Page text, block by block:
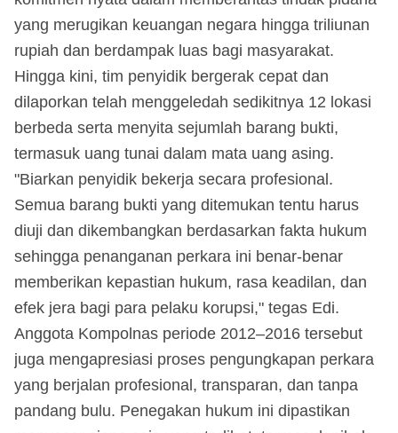
yang merugikan keuangan negara hingga triliunan
rupiah dan berdampak luas bagi masyarakat.
Hingga kini, tim penyidik bergerak cepat dan
dilaporkan telah menggeledah sedikitnya 12 lokasi
berbeda serta menyita sejumlah barang bukti,
termasuk uang tunai dalam mata uang asing.
"Biarkan penyidik bekerja secara profesional.
Semua barang bukti yang ditemukan tentu harus
diuji dan dikembangkan berdasarkan fakta hukum
sehingga penanganan perkara ini benar-benar
memberikan kepastian hukum, rasa keadilan, dan
efek jera bagi para pelaku korupsi," tegas Edi.
Anggota Kompolnas periode 2012–2016 tersebut
juga mengapresiasi proses pengungkapan perkara
yang berjalan profesional, transparan, dan tanpa
pandang bulu. Penegakan hukum ini dipastikan